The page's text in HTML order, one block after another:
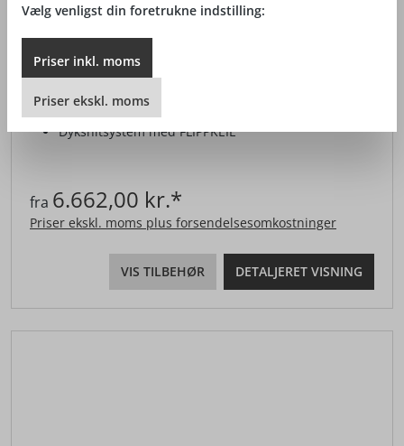
KAPSAVSYSTEM KSS 60 CC
Dyksnitsystem med FLIPPKEIL
fra 6.662,00 kr.*
Priser ekskl. moms plus forsendelsesomkostninger
VIS TILBEHØR DETALJERET VISNING
Vælg venligst din foretrukne indstilling:
Priser inkl. moms
Priser ekskl. moms